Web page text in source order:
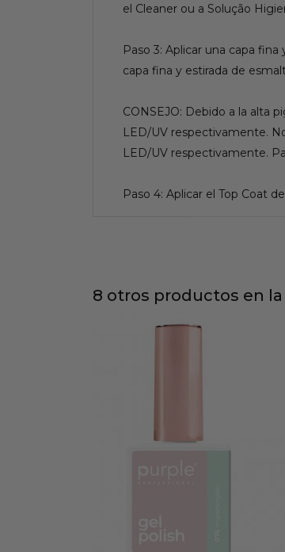
el Cleaner ou a Solução
Paso 3: Aplicar una capa
capa fina y estirada de
CONSEJO: Debido a la alta
LED/UV respectivamente.
LED/UV respectivamente.
Paso 4: Aplicar el Top Coat
8 otros productos en la